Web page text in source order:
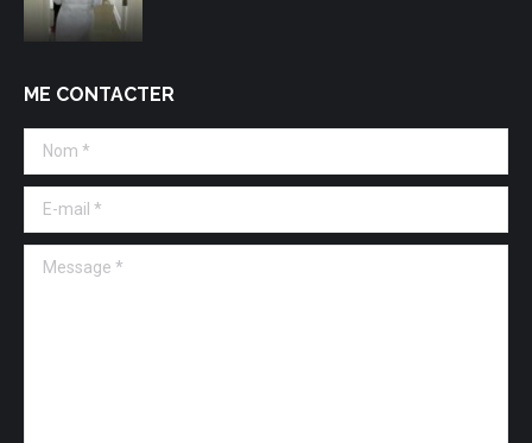
ME CONTACTER
Nom *
E-mail *
Message *